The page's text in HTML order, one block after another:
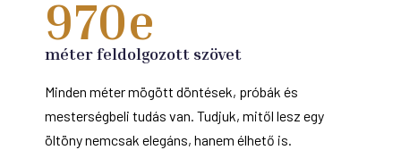
méter feldolgozott szövet
970e
Minden méter mögött döntések, próbák és
mesterségbeli tudás van. Tudjuk, mitől lesz egy
öltöny nemcsak elegáns, hanem élhető is.